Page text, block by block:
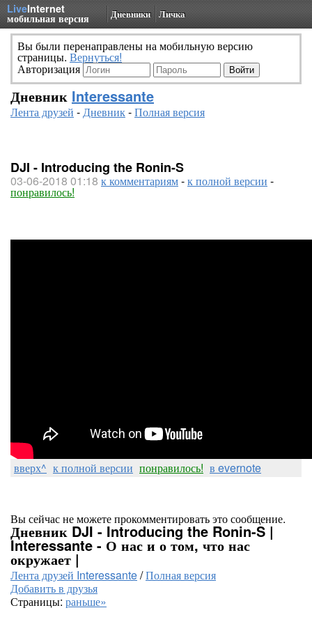
LiveInternet
мобильная версия Дневники Личка
Вы были перенаправлены на мобильную версию
страницы. Вернуться!
Авторизация
Дневник Interessante
Лента друзей -Дневник-Полная версия
DJI - Introducing the Ronin-S
03-06-2018 01:18 к комментариям-к полной версии -
понравилось!
вверх^ к полной версии понравилось! в evernote
Вы сейчас не можете прокомментировать это сообщение.
Дневник DJI - Introducing the Ronin-S |
Interessante - О нас и о том, что нас
окружает |
Лента друзей Interessante/Полная версия
Добавить в друзья
Страницы: раньше»